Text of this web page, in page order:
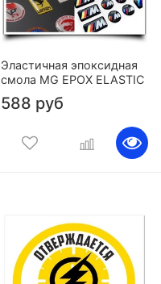
Эластичная эпоксидная
смола MG EPOX ELASTIC
588 руб